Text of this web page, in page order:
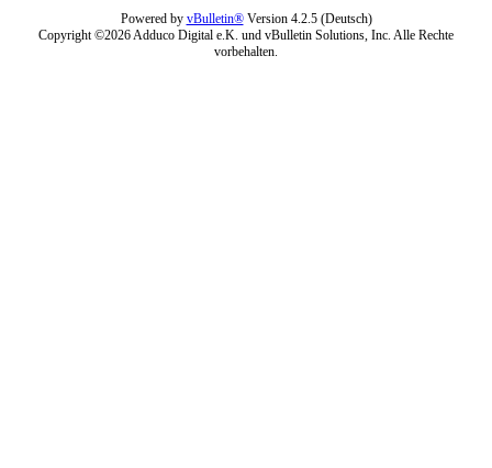
Powered by vBulletin®Version 4.2.5 (Deutsch)
Copyright ©2026 Adduco Digital e.K. und vBulletin Solutions, Inc. Alle Rechte
vorbehalten.